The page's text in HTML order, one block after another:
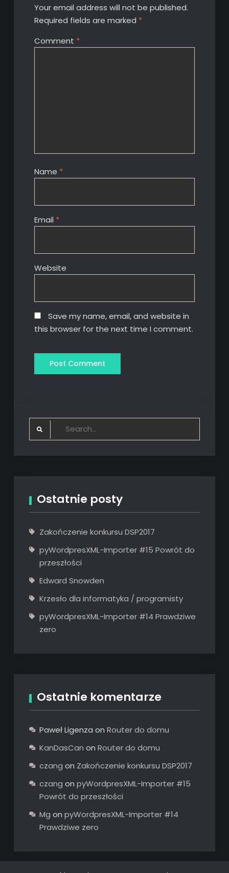
Your email address will not be published.
Required fields are marked *
Comment *
Name *
Email *
Website
Save my name, email, and website in
this browser for the next time I comment.
Search
Ostatnie posty
Zakończenie konkursu DSP2017
pyWordpresXML-Importer #15 Powrót do
przeszłości
Edward Snowden
Krzesło dla informatyka / programisty
pyWordpresXML-Importer #14 Prawdziwe
zero
Ostatnie komentarze
Paweł Ligenza on Router do domu
KanDasCan on Router do domu
czang on Zakończenie konkursu DSP2017
czang on pyWordpresXML-Importer #15
Powrót do przeszłości
Mg on pyWordpresXML-Importer #14
Prawdziwe zero